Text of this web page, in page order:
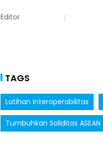
Editor :
TAGS
Latihan Interoperabilitas
Tumbuhkan Soliditas ASEAN